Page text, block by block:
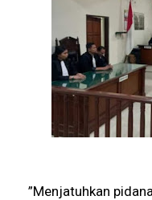
”Menjatuhkan